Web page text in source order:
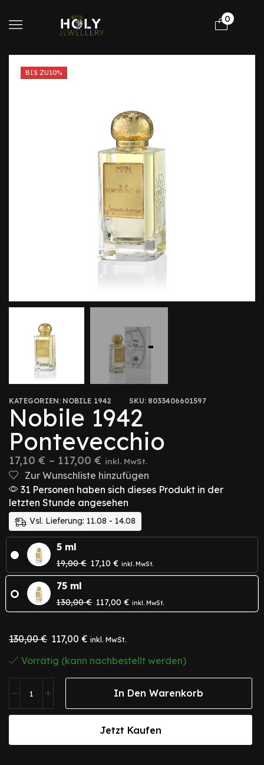
0
BIS ZU10%
KATEGORIEN: NOBILE 1942 SKU: 8033406601597
Nobile 1942
Pontevecchio
17,10 € – 117,00 € inkl. MwSt.
Zur Wunschliste hinzufügen
31 Personen haben sich dieses Produkt in der
letzten Stunde angesehen
Vsl. Lieferung: 11.08 - 14.08
5 ml
19,00€ 17,10 € inkl. MwSt.
75 ml
130,00€ 117,00 € inkl. MwSt.
130,00€ 117,00 € inkl. MwSt.
Vorrätig (kann nachbestellt werden)
In Den Warenkorb
Jetzt Kaufen